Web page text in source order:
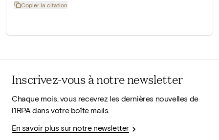
Copier la citation
Inscrivez-vous à notre newsletter
Chaque mois, vous recevrez les dernières nouvelles de
l'IRPA dans votre boîte mails.
En savoir plus sur notre newsletter